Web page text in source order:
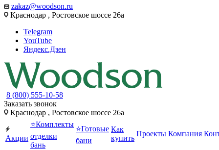
zakaz@woodson.ru
Краснодар , Ростовское шоссе 26а
Telegram
YouTube
Яндекс.Дзен
8 (800) 555-10-58
Заказать звонок
Краснодар , Ростовское шоссе 26а
Акции
⭐Комплекты
отделки
бань
⭐Готовые
бани
Как
купить
Проекты Компания